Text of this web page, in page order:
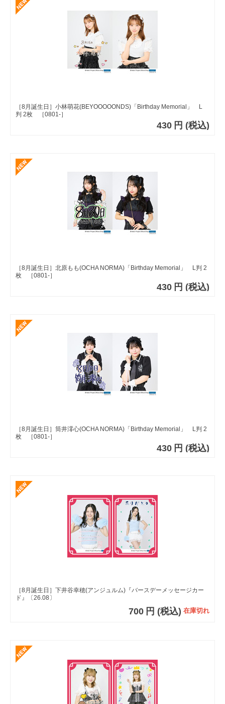
［8月誕生日］小林萌花(BEYOOOOONDS)「Birthday Memorial」 L
判 2枚 ［0801-］
430 円 (税込)
［8月誕生日］北原もも(OCHA NORMA)「Birthday Memorial」 L判 2
枚 ［0801-］
430 円 (税込)
［8月誕生日］筒井澪心(OCHA NORMA)「Birthday Memorial」 L判 2
枚 ［0801-］
430 円 (税込)
［8月誕生日］下井谷幸穂(アンジュルム)『バースデーメッセージカー
ド』〔26.08〕
700 円 (税込) 在庫切れ